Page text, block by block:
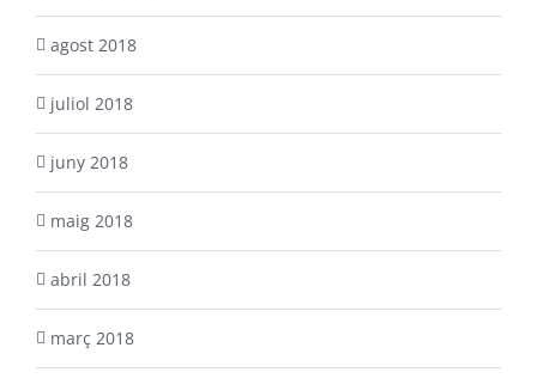
agost 2018
juliol 2018
juny 2018
maig 2018
abril 2018
març 2018